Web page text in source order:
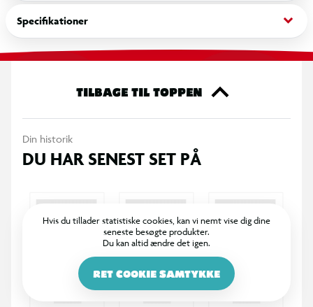
luftmodstand, så du kan opbygge høj hastighed og en stabil
rytme.
ønsker at forbedre kondition, koordination og udholdenhed.
Specifikationer keyboard_arrow_down
TILBAGE TIL TOPPEN
Din historik
DU HAR SENEST SET PÅ
Hvis du tillader statistiske cookies, kan vi nemt vise dig dine
seneste besøgte produkter.
Du kan altid ændre det igen.
RET COOKIE SAMTYKKE